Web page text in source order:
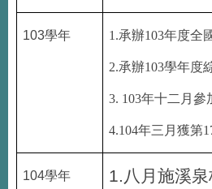
103學年 1.承辦103年度全
2.承辦103學年度
3. 103年十二月參
4.104年三月獲第
104學年 1. 八月施溪